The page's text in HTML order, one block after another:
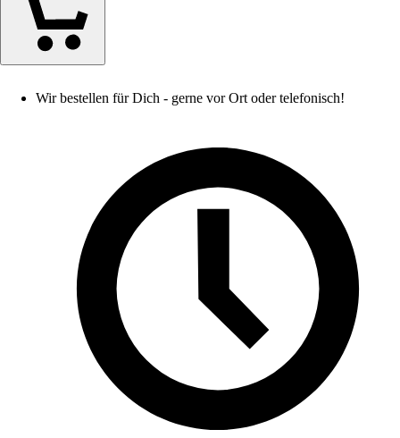
Wir bestellen für Dich - gerne vor Ort oder telefonisch!